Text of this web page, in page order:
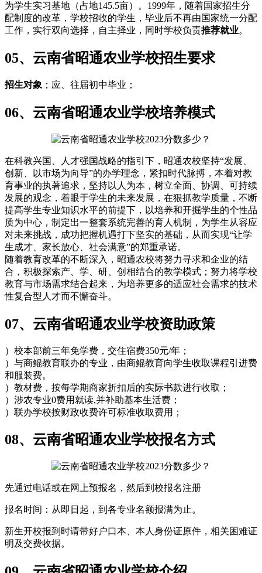
为学生实习基地（占地145.5亩）。1999年，随着国家招生分
配制度的改革，学校招收的学生，毕业后不再由国家统一分配
工作，实行双向选择，自主择业，同时学校负责推荐就业。
05、云南省昭通农业学校招生要求
招生对象 ；应、往届初中毕业；
06、云南省昭通农业学校培养模式
在科教兴国、人才强国战略的指引下，昭通农校坚持“发展、
创新、以市场为向导”的办学理念，紧扣时代脉搏，本着对教
育事业的执著追求，坚持以人为本，树立全面、协调、可持续
发展的观念，着眼于学生的未来发展，在狠抓教学质量，不断
提高学生专业知识水平的前提下，以培养和开掘学生的个性品
质为中心，制定出一整套系统完善的育人机制，为学生从容应
对未来挑战，成功把握机遇打下坚实的基础，从而实现“让学
生成才、家长放心、社会满意”的郑重承诺。
随着教育改革的不断深入，昭通农校将努力寻求和企业的结
合，积极探索产、学、研、创相结合的教学模式；努力将学校
教育与市场需求结合起来，为培养更多的适应社会需求的技术
性复合型人才而不懈奋斗。
07、云南省昭通农业学校资助政策
）校本部前三年免学费，交住宿费350元/年；
）与商鲲教育联办的专业，由商鲲教育向学生收取课程引进费
和服装费。
）教材费，按每学期商家折扣后的实际书款进行收取；
）涉农专业0费用就读,并补助基本生活费；
）联办学校按财政收费许可标准收取费用；
08、云南省昭通农业学校报名方式
先通过电话或在网上预报名，然后到校报名注册
报名时间：从即日起，到各专业名额报满为止。
新生开校报到时请带好户口本、本人身份证原件，相关困难证
明及交费收据。